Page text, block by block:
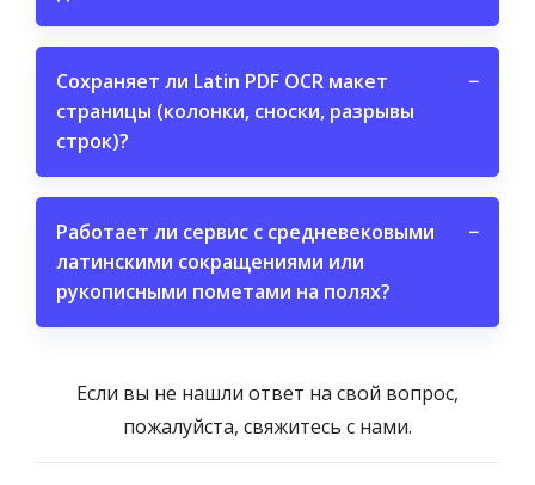
Сохраняет ли Latin PDF OCR макет
страницы (колонки, сноски, разрывы
строк)?
−
Работает ли сервис с средневековыми
латинскими сокращениями или
рукописными пометами на полях?
−
Если вы не нашли ответ на свой вопрос,
пожалуйста, свяжитесь с нами.